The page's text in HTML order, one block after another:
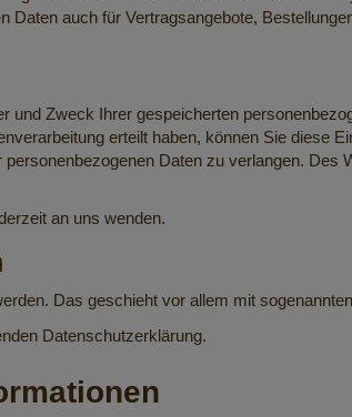
auch für Vertragsangebote,
Zweck Ihrer gespeicherten
erteilt haben, können Sie diese
Daten zu verlangen.
an uns wenden.
Das geschieht vor allem mit
Datenschutzerklärung.